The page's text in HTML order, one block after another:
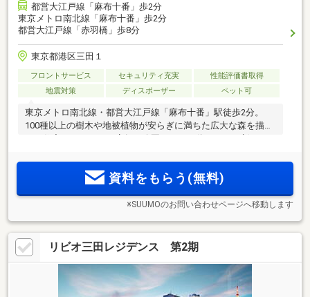
都営大江戸線「麻布十番」歩2分
東京メトロ南北線「麻布十番」歩2分
都営大江戸線「赤羽橋」歩8分
東京都港区三田１
フロントサービス セキュリティ充実
性能評価書取得
地震対策
ディスポーザー ペット可
東京メトロ南北線・都営大江戸線「麻布十番」駅徒歩2分。
100種以上の樹木や地被植物が安らぎに満ちた広大な森を描
く。住宅・オフィス・店舗・公園までが一体となった新たな
ンジをはじめ、人生の豊かさを広げる30もの共用空間。
資料をもらう(無料)
※SUUMOのお問い合わせページへ移動します
リビオ三田レジデンス 第2期